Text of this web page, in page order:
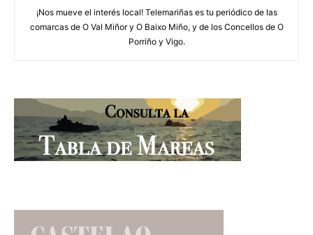
¡Nos mueve el interés local! Telemariñas es tu periódico de las
comarcas de O Val Miñor y O Baixo Miño, y de los Concellos de O
Porriño y Vigo.